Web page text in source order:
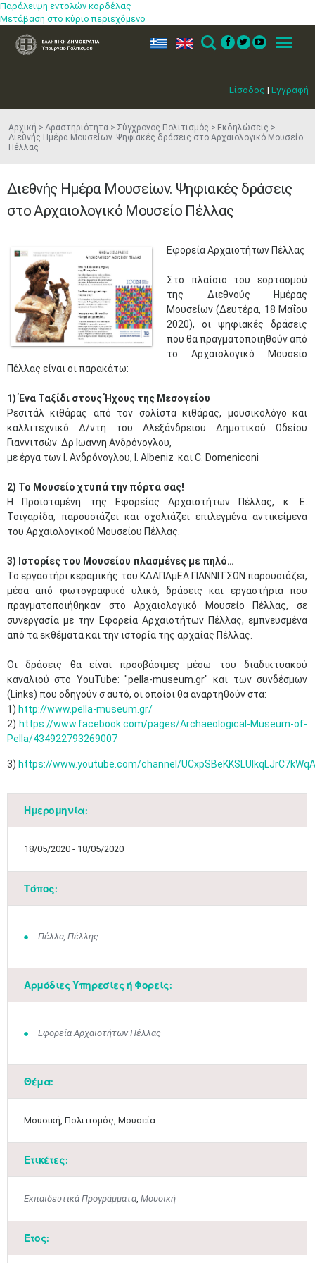
Παράλειψη εντολών κορδέλας
Μετάβαση στο κύριο περιεχόμενο
Είσοδος | Εγγραφή
ελ en Search Menu
Αρχική Δραστηριότητα Σύγχρονος Πολιτισμός
Εκδηλώσεις
Διεθνής Ημέρα Μουσείων. Ψηφιακές δράσεις στο Αρχαιολογικό Μουσείο
Πέλλας
Διεθνής Ημέρα Μουσείων. Ψηφιακές δράσεις
στο Αρχαιολογικό Μουσείο Πέλλας
Εφορεία Αρχαιοτήτων Πέλλας
Στο πλαίσιο του εορτασμού
της Διεθνούς Ημέρας
Μουσείων (Δευτέρα, 18 Μαΐου
2020), οι ψηφιακές δράσεις
που θα πραγματοποιηθούν από
το Αρχαιολογικό Μουσείο
Πέλλας είναι οι παρακάτω:
1) Ένα Ταξίδι στους Ήχους της Μεσογείου
Ρεσιτάλ κιθάρας από τον σολίστα κιθάρας, μουσικολόγο και
καλλιτεχνικό Δ/ντη του Αλεξάνδρειου Δημοτικού Ωδείου
Γιαννιτσών Δρ Ιωάννη Ανδρόνογλου,
με έργα των Ι. Aνδρόνογλου, I. Albeniz και C. Domeniconi
2) Το Μουσείο χτυπά την πόρτα σας!
Η Προϊσταμένη της Εφορείας Αρχαιοτήτων Πέλλας, κ. Ε.
Τσιγαρίδα, παρουσιάζει και σχολιάζει επιλεγμένα αντικείμενα
του Αρχαιολογικού Μουσείου Πέλλας.
3) Ιστορίες του Μουσείου πλασμένες με πηλό…
To εργαστήρι κεραμικής του ΚΔΑΠΑμΕΑ ΓΙΑΝΝΙΤΣΩΝ παρουσιάζει,
μέσα από φωτογραφικό υλικό, δράσεις και εργαστήρια που
πραγματοποιήθηκαν στο Αρχαιολογικό Μουσείο Πέλλας, σε
συνεργασία με την Εφορεία Αρχαιοτήτων Πέλλας, εμπνευσμένα
από τα εκθέματα και την ιστορία της αρχαίας Πέλλας.
Οι δράσεις θα είναι προσβάσιμες μέσω του διαδικτυακού
καναλιού στο YouTube: "pella-museum.gr" και των συνδέσμων
(Links) που οδηγούν σ αυτό, οι οποίοι θα αναρτηθούν στα:
1) http://www.pella-museum.gr/
2) https://www.facebook.com/pages/Archaeological-Museum-of-
Pella/434922793269007
3) https://www.youtube.com/channel/UCxpSBeKKSLUlkqLJrC7kWqA
Ημερομηνία:
18/05/2020 - 18/05/2020
Τόπος:
Πέλλα, Πέλλης
Αρμόδιες Υπηρεσίες ή Φορείς:
Εφορεία Αρχαιοτήτων Πέλλας
Θέμα:
Μουσική, Πολιτισμός, Μουσεία
Ετικέτες:
Εκπαιδευτικά Προγράμματα, Μουσική
Έτος:
• •
• •
5
• • • • •
•
11
• • • • • •
• •
19
• • ••• ••• •••